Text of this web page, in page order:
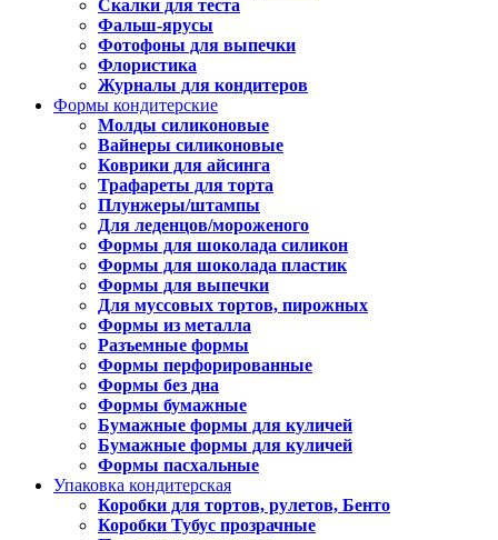
Скалки для теста
Фальш-ярусы
Фотофоны для выпечки
Флористика
Журналы для кондитеров
Формы кондитерские
Молды силиконовые
Вайнеры силиконовые
Коврики для айсинга
Трафареты для торта
Плунжеры/штампы
Для леденцов/мороженого
Формы для шоколада силикон
Формы для шоколада пластик
Формы для выпечки
Для муссовых тортов, пирожных
Формы из металла
Разъемные формы
Формы перфорированные
Формы без дна
Формы бумажные
Бумажные формы для куличей
Бумажные формы для куличей
Формы пасхальные
Упаковка кондитерская
Коробки для тортов, рулетов, Бенто
Коробки Тубус прозрачные